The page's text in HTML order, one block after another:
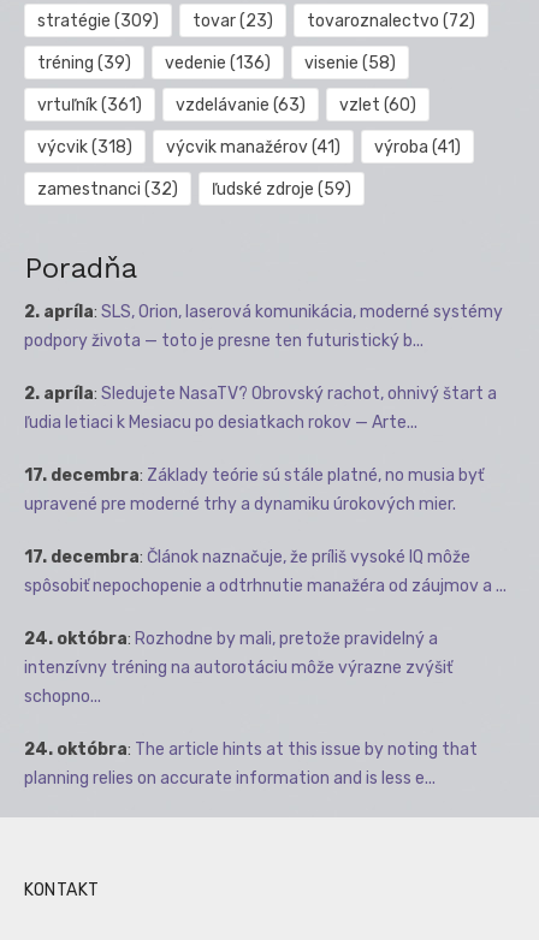
stratégie (309) tovar(23) tovaroznalectvo (72)
tréning (39) vedenie (136) visenie (58)
vrtuľník(361) vzdelávanie (63) vzlet (60)
výcvik(318) výcvik manažérov(41) výroba (41)
zamestnanci (32) ľudské zdroje (59)
Poradňa
2. apríla: SLS, Orion, laserová komunikácia, moderné systémy
podpory života — toto je presne ten futuristický b...
2. apríla: Sledujete NasaTV? Obrovský rachot, ohnivý štart a
ľudia letiaci k Mesiacu po desiatkach rokov — Arte...
17. decembra: Základy teórie sú stále platné, no musia byť
upravené pre moderné trhy a dynamiku úrokových mier.
17. decembra: Článok naznačuje, že príliš vysoké IQ môže
spôsobiť nepochopenie a odtrhnutie manažéra od záujmov a ...
24. októbra: Rozhodne by mali, pretože pravidelný a
intenzívny tréning na autorotáciu môže výrazne zvýšiť
schopno...
24. októbra: The article hints at this issue by noting that
planning relies on accurate information and is less e...
KONTAKT